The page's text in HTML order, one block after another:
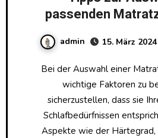
passenden
individuellen
admin 15. März 2024
Bei der Auswahl einer Matratze sind mehrere
wichtige Faktoren zu
sicherzustellen, dass sie
Schlafbedürfnissen
Aspekte wie der Härtegrad,